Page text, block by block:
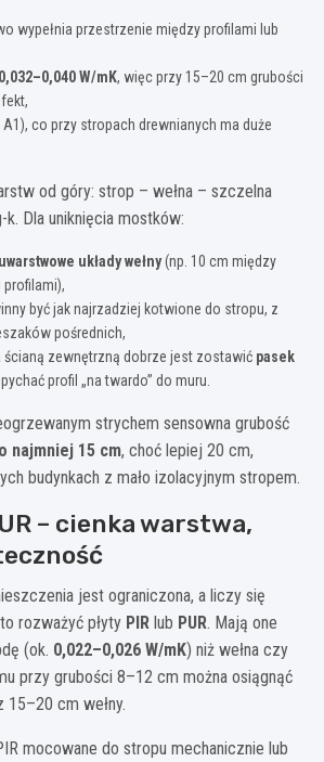
wypełnia przestrzenie między profilami lub
W/mK, więc przy 15–20 cm grubości
A1), co przy stropach drewnianych ma duże
od góry: strop – wełna – szczelna
Dla uniknięcia mostków:
układy wełny(np. 10 cm między
być jak najrzadziej kotwione do stropu, z
pośrednich,
ścianą zewnętrzną dobrze jest zostawić pasek
profil „na twardo” do muru.
strychem sensowna grubość
najmniej 15 cm, choć lepiej 20 cm,
budynkach z mało izolacyjnym stropem.
– cienka warstwa,
jest ograniczona, a liczy się
rozważyć płyty PIR lub PUR. Mają one
(ok. 0,022–0,026 W/mK) niż wełna czy
przy grubości 8–12 cm można osiągnąć
cm wełny.
mocowane do stropu mechanicznie lub